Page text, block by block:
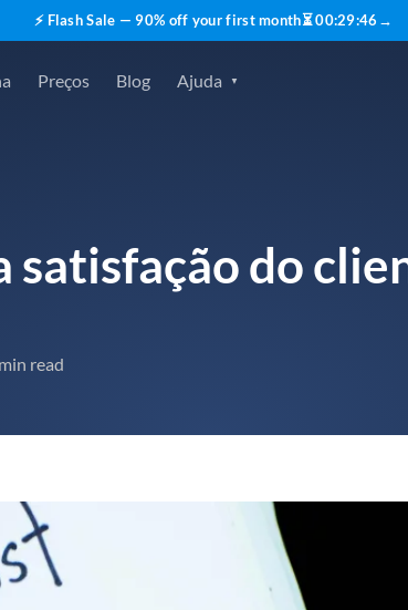
⚡ Flash Sale — 90% off your first month⏳00:29:45 →
Preços Blog Ajuda
do
read